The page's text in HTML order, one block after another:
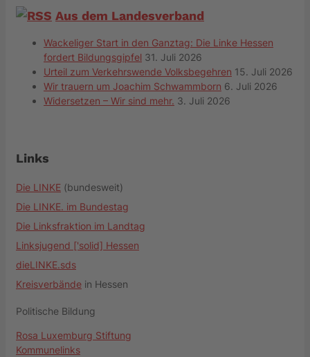
Aus dem Landesverband
Wackeliger Start in den Ganztag: Die Linke Hessen
fordert Bildungsgipfel 31. Juli 2026
Urteil zum Verkehrswende Volksbegehren 15. Juli 2026
Wir trauern um Joachim Schwammborn 6. Juli 2026
Widersetzen – Wir sind mehr. 3. Juli 2026
Links
Die LINKE (bundesweit)
Die LINKE. im Bundestag
Die Linksfraktion im Landtag
Linksjugend ['solid] Hessen
dieLINKE.sds
Kreisverbände in Hessen
Politische Bildung
Rosa Luxemburg Stiftung
Kommunelinks